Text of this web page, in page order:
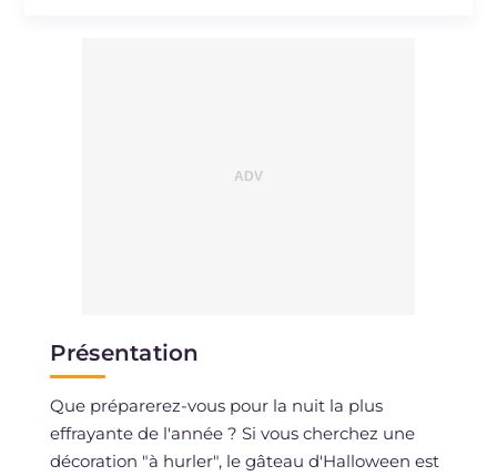
Présentation
Que préparerez-vous pour la nuit la plus
effrayante de l'année ? Si vous cherchez une
décoration "à hurler", le gâteau d'Halloween est